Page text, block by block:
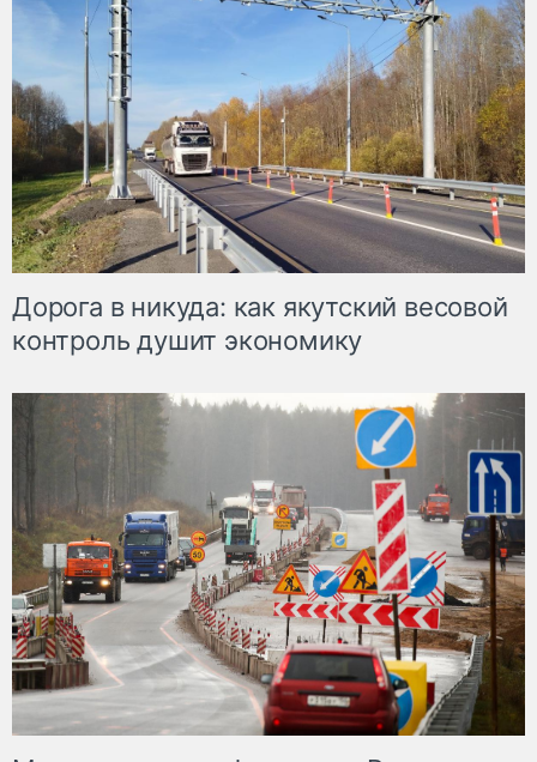
Дорога в никуда: как якутский весовой
контроль душит экономику